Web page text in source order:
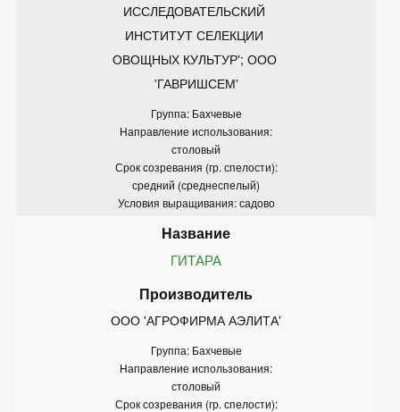
ИССЛЕДОВАТЕЛЬСКИЙ
ИНСТИТУТ СЕЛЕКЦИИ
ОВОЩНЫХ КУЛЬТУР'; ООО
'ГАВРИШСЕМ'
Группа: Бахчевые
Направление использования:
столовый
Срок созревания (гр. спелости):
средний (среднеспелый)
Условия выращивания: садово
ГИТАРА
ООО 'АГРОФИРМА АЭЛИТА'
Группа: Бахчевые
Направление использования:
столовый
Срок созревания (гр. спелости):